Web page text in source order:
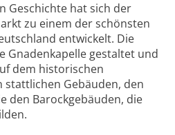
Geschichte hat sich der
zu einem der schönsten
entwickelt. Die
Gnadenkapelle gestaltet und
dem historischen
Gebäuden, den
den Barockgebäuden, die